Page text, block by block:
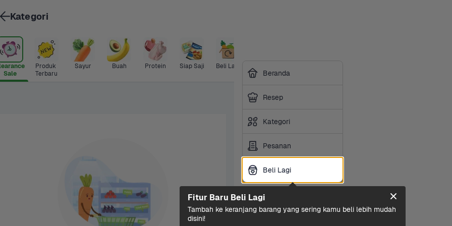
Sale
Produk
Terbaru
Sayur Buah Protein Siap Saji Beli Lagi
GrosirBeranda
Resep
Kategori
Pesanan
Beli Lagi
Kategori
Beli Lagi
Fitur Baru Beli Lagi
Tambah ke keranjang barang yang sering kamu beli lebih mudah
disini!